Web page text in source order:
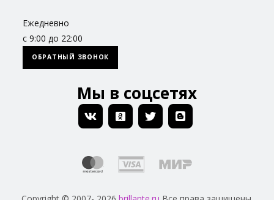
Ежедневно
с 9:00 до 22:00
ОБРАТНЫЙ ЗВОНОК
Мы в соцсетях